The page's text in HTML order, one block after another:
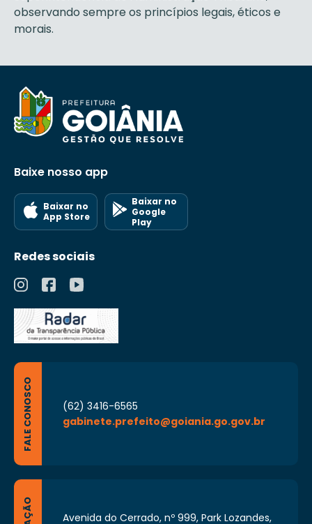
observando sempre os princípios legais, éticos e
morais.
Baixe nosso app
Baixar no
App Store
Baixar no
Google
Play
Redes sociais
FALE CONOSCO
(62) 3416-6565
gabinete.prefeito@goiania.go.gov.br
Avenida do Cerrado, nº 999, Park Lozandes,